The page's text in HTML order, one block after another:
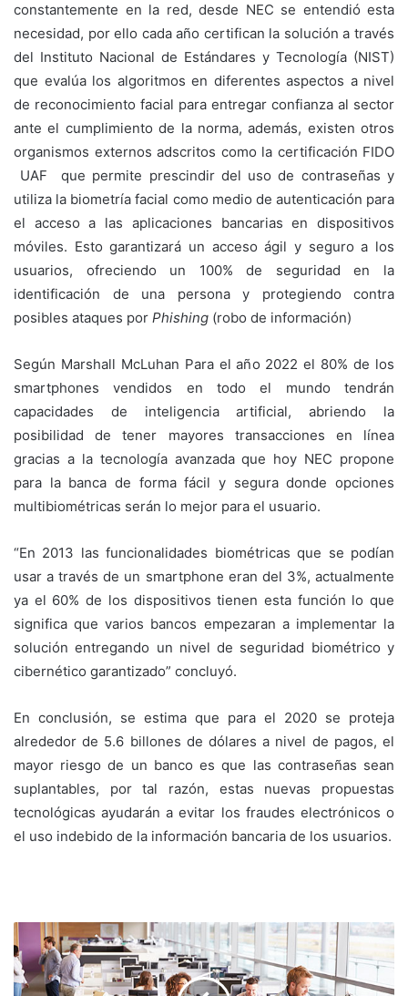
constantemente en la red, desde NEC se entendió esta
necesidad, por ello cada año certifican la solución a través
del Instituto Nacional de Estándares y Tecnología (NIST)
que evalúa los algoritmos en diferentes aspectos a nivel
de reconocimiento facial para entregar confianza al sector
ante el cumplimiento de la norma, además, existen otros
organismos externos adscritos como la certificación FIDO
UAF que permite prescindir del uso de contraseñas y
utiliza la biometría facial como medio de autenticación para
el acceso a las aplicaciones bancarias en dispositivos
móviles. Esto garantizará un acceso ágil y seguro a los
usuarios, ofreciendo un 100% de seguridad en la
identificación de una persona y protegiendo contra
posibles ataques por Phishing (robo de información)
Según Marshall McLuhan Para el año 2022 el 80% de los
smartphones vendidos en todo el mundo tendrán
capacidades de inteligencia artificial, abriendo la
posibilidad de tener mayores transacciones en línea
gracias a la tecnología avanzada que hoy NEC propone
para la banca de forma fácil y segura donde opciones
multibiométricas serán lo mejor para el usuario.
“En 2013 las funcionalidades biométricas que se podían
usar a través de un smartphone eran del 3%, actualmente
ya el 60% de los dispositivos tienen esta función lo que
significa que varios bancos empezaran a implementar la
solución entregando un nivel de seguridad biométrico y
cibernético garantizado” concluyó.
En conclusión, se estima que para el 2020 se proteja
alrededor de 5.6 billones de dólares a nivel de pagos, el
mayor riesgo de un banco es que las contraseñas sean
suplantables, por tal razón, estas nuevas propuestas
tecnológicas ayudarán a evitar los fraudes electrónicos o
el uso indebido de la información bancaria de los usuarios.